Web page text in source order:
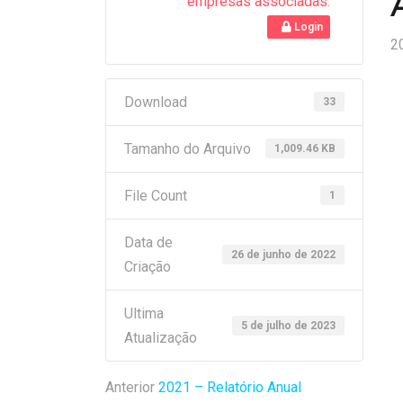
Login
Download 33
Tamanho do Arquivo 1,009.46 KB
File Count 1
Data de
Criação
26 de junho de 2022
Ultima
Atualização
5 de julho de 2023
Anterior 2021 – Relatório Anual